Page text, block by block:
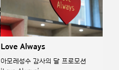
Love Always
아모레성수 감사의 달 프로모션